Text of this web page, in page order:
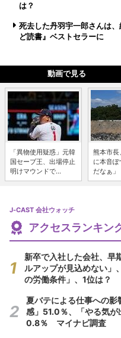
は？
死去した丹羽宇一郎さんは
ど読書』ベストセラーに
動画で見る
「異物使用疑惑」元韓
国セーブ王、出場停止
明けマウンドで...
熊本市長
に本音
だなぁ
J-CAST 会社ウォッチ
アクセスランキン
新卒で入社した会社、
ルアップが見込めない」
の労働条件」、1位は？
夏バテによる仕事への
感」51.0％、「やる気
0.8％ マイナビ調査